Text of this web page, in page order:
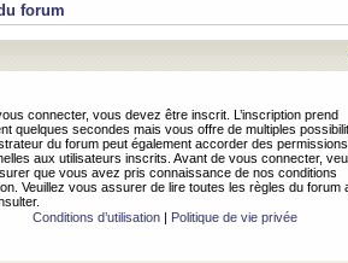
forum
connecter, vous devez être inscrit. L’inscription prend
quelques secondes mais vous offre de multiples
du forum peut également accorder des permissions
aux utilisateurs inscrits. Avant de vous connecter,
que vous avez pris connaissance de nos conditions
Veuillez vous assurer de lire toutes les règles du forum
Conditions d’utilisation| Politique de vie privée